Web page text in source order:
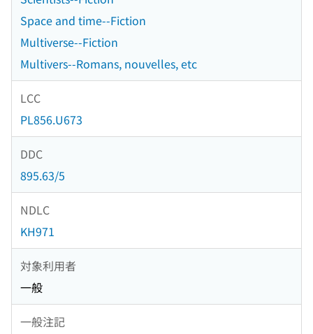
Space and time--Fiction
Multiverse--Fiction
Multivers--Romans, nouvelles, etc
LCC
PL856.U673
DDC
895.63/5
NDLC
KH971
対象利用者
一般
一般注記